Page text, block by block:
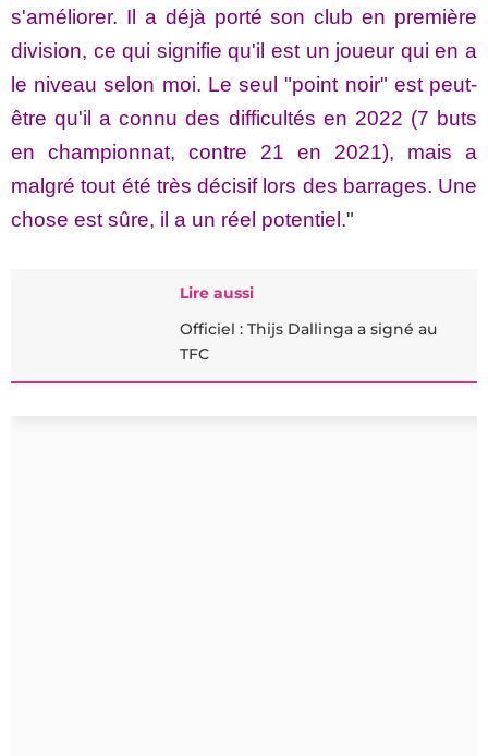
s'améliorer. Il a déjà porté son club en première
division, ce qui signifie qu'il est un joueur qui en a
le niveau selon moi. Le seul "point noir" est peut-
être qu'il a connu des difficultés en 2022 (7 buts
en championnat, contre 21 en 2021), mais a
malgré tout été très décisif lors des barrages. Une
chose est sûre, il a un réel potentiel."
Lire aussi
Officiel : Thijs Dallinga a signé au
TFC